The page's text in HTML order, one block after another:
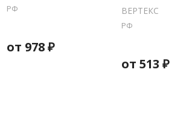
РФ
от 978₽
ВЕРТЕКС
РФ
от 513 ₽